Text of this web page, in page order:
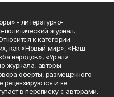
- литературно-
политический журнал.
к категории
как «Новый мир», «Наш
народов», «Урал».
журнала, авторы
оферты, размещенного
рецензируются и не
в переписку с авторами.